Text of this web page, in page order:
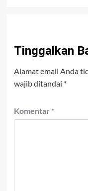
Tinggalkan
Alamat email Anda
wajib ditandai *
Komentar *